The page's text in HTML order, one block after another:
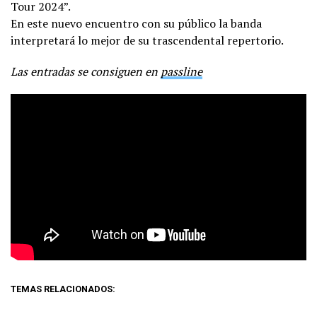
Tour 2024”.
En este nuevo encuentro con su público la banda
interpretará lo mejor de su trascendental repertorio.
Las entradas se consiguen en passline
TEMAS RELACIONADOS: